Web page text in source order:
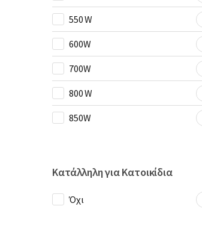
550 W
600W
700W
800 W
850W
Κατάλληλη για Κατοικίδια
Όχι